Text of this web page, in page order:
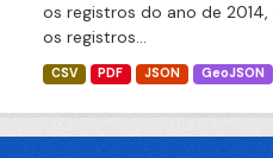
os registros do ano de
os registros...
CSV PDF JSON GeoJSON